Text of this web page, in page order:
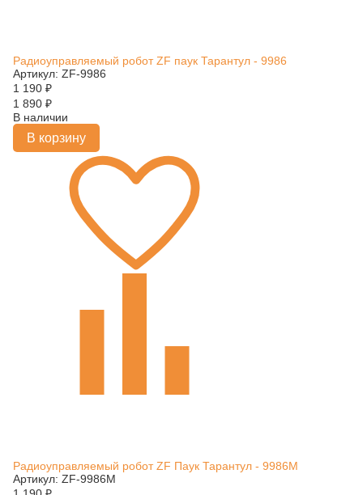
Радиоуправляемый робот ZF паук Тарантул - 9986
Артикул: ZF-9986
1 190 ₽
1 890 ₽
В наличии
В корзину
Радиоуправляемый робот ZF Паук Тарантул - 9986M
Артикул: ZF-9986M